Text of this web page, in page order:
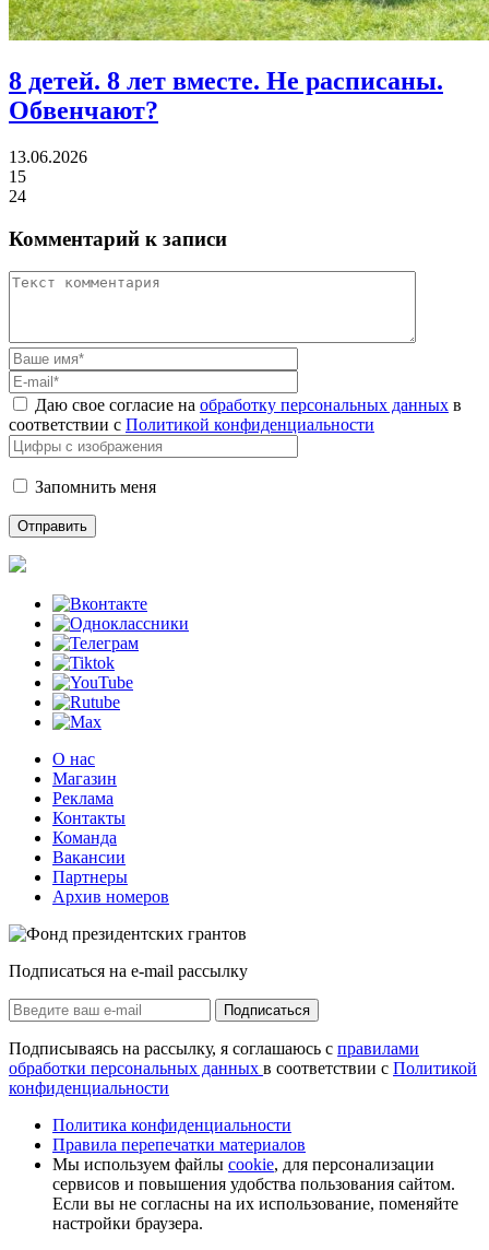
8 детей. 8 лет вместе. Не расписаны.
Обвенчают?
13.06.2026
15
24
Комментарий к записи
Даю свое согласие на обработку персональных данных в
соответствии с Политикой конфиденциальности
Запомнить меня
О нас
Магазин
Реклама
Контакты
Команда
Вакансии
Партнеры
Архив номеров
Подписаться на e-mail рассылку
Подписаться
Подписываясь на рассылку, я соглашаюсь с правилами
обработки персональных данных в соответствии с Политикой
конфиденциальности
Политика конфиденциальности
Правила перепечатки материалов
Мы используем файлы cookie, для персонализации
сервисов и повышения удобства пользования сайтом.
Если вы не согласны на их использование, поменяйте
настройки браузера.